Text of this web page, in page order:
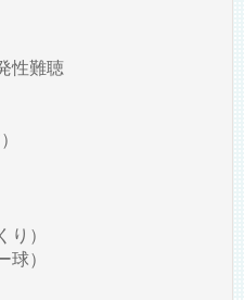
性難聴
り）
球）